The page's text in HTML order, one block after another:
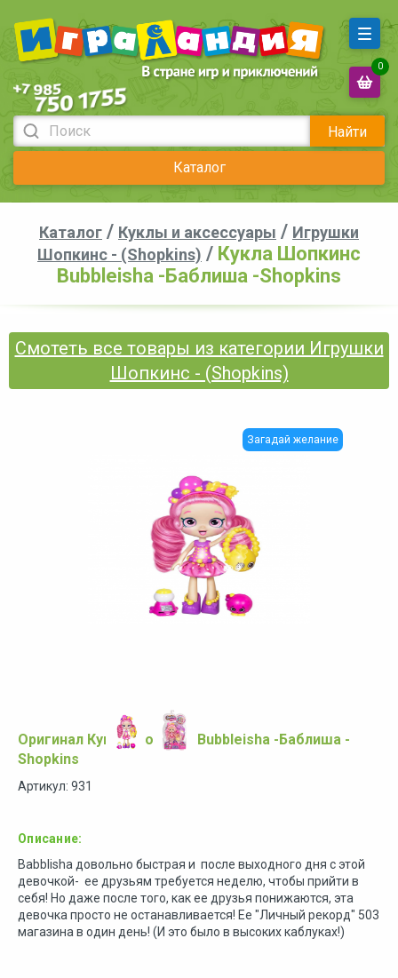
Найти
Каталог
0
Каталог / Куклы и аксессуары / Игрушки
Шопкинс - (Shopkins) / Кукла Шопкинс
Bubbleisha -Баблиша -Shopkins
Смотеть все товары из категории Игрушки
Шопкинс - (Shopkins)
Загадай желание
Оригинал Кукла Шопкинс Bubbleisha -Баблиша -
Shopkins
Артикул: 931
Описание:
Babblisha довольно быстрая и после выходного дня с этой
девочкой- ее друзьям требуется неделю, чтобы прийти в
себя! Но даже после того, как ее друзья понижаются, эта
девочка просто не останавливается! Ее "Личный рекорд" 503
магазина в один день! (И это было в высоких каблуках!)